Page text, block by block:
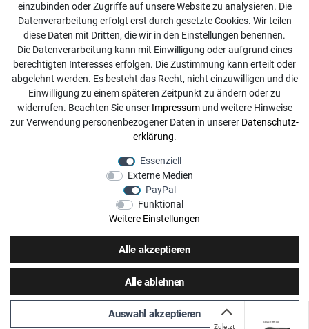
Kontakt
info@dachdecker-shop.de
+49 3501 507295
Montag - Freitag, 08:00 - 16:00
Anrufe aus dem dt. Festnetz zum Ortstarif, Preise aus dem
Mobilfunknetz ggf. abweichend (abhängig vom Provider).
einzubinden oder Zugriffe auf unsere Website zu analysieren. Die
Datenverarbeitung erfolgt erst durch gesetzte Cookies. Wir teilen
diese Daten mit Dritten, die wir in den Einstellungen benennen.
Die Datenverarbeitung kann mit Einwilligung oder aufgrund eines
berechtigten Interesses erfolgen. Die Zustimmung kann erteilt oder
abgelehnt werden. Es besteht das Recht, nicht einzuwilligen und die
Einwilligung zu einem späteren Zeitpunkt zu ändern oder zu
widerrufen. Beachten Sie unser Impressumund weitere Hinweise
zur Verwendung personenbezogener Daten in unserer Daten­schutz­
erklärung.
Essenziell
Externe Medien
PayPal
Funktional
Weitere Einstellungen
Alle akzeptieren
Alle ablehnen
Auswahl akzeptieren
Zuletzt angesehene
Artikel
Zuletzt